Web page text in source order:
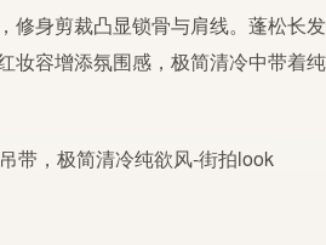
修身剪裁凸显锁骨与肩线。蓬松长发
妆容增添氛围感， 极简清冷中带着纯